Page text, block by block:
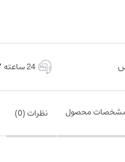
24 ساعته 7 روز هفته
محصول نظرات (0
)